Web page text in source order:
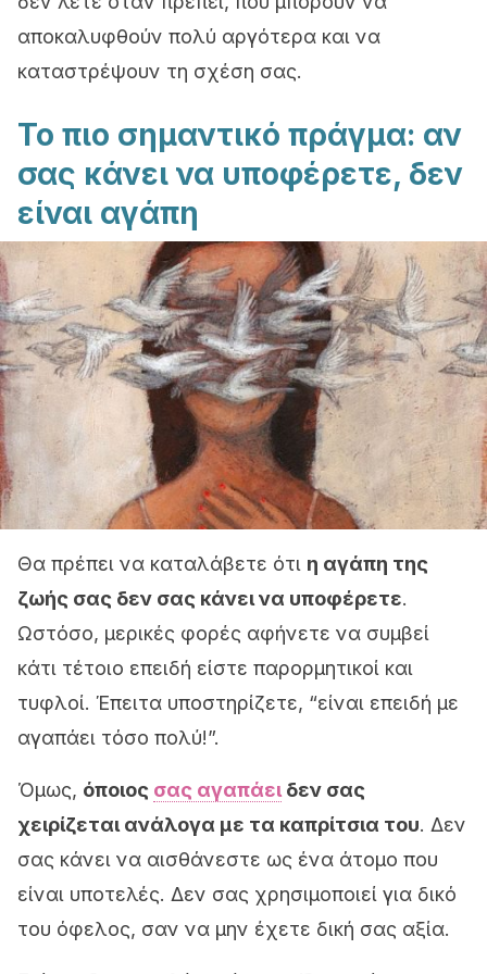
αποκαλυφθούν πολύ αργότερα και να
καταστρέψουν τη σχέση σας.
Το πιο σημαντικό πράγμα: αν
σας κάνει να υποφέρετε, δεν
είναι αγάπη
Θα πρέπει να καταλάβετε ότι η αγάπη της
ζωής σας δεν σας κάνει να υποφέρετε.
Ωστόσο, μερικές φορές αφήνετε να συμβεί
κάτι τέτοιο επειδή είστε παρορμητικοί και
τυφλοί. Έπειτα υποστηρίζετε, “είναι επειδή με
αγαπάει τόσο πολύ!”.
Όμως, όποιος σας αγαπάει δεν σας
χειρίζεται ανάλογα με τα καπρίτσια του. Δεν
σας κάνει να αισθάνεστε ως ένα άτομο που
είναι υποτελές. Δεν σας χρησιμοποιεί για δικό
του όφελος, σαν να μην έχετε δική σας αξία.